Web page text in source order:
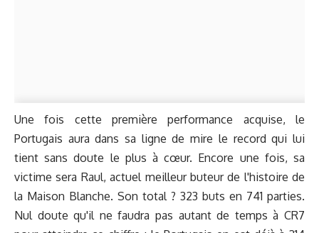
Une fois cette première performance acquise, le
Portugais aura dans sa ligne de mire le record qui lui
tient sans doute le plus à cœur. Encore une fois, sa
victime sera Raul, actuel meilleur buteur de l'histoire de
la Maison Blanche. Son total ? 323 buts en 741 parties.
Nul doute qu'il ne faudra pas autant de temps à CR7